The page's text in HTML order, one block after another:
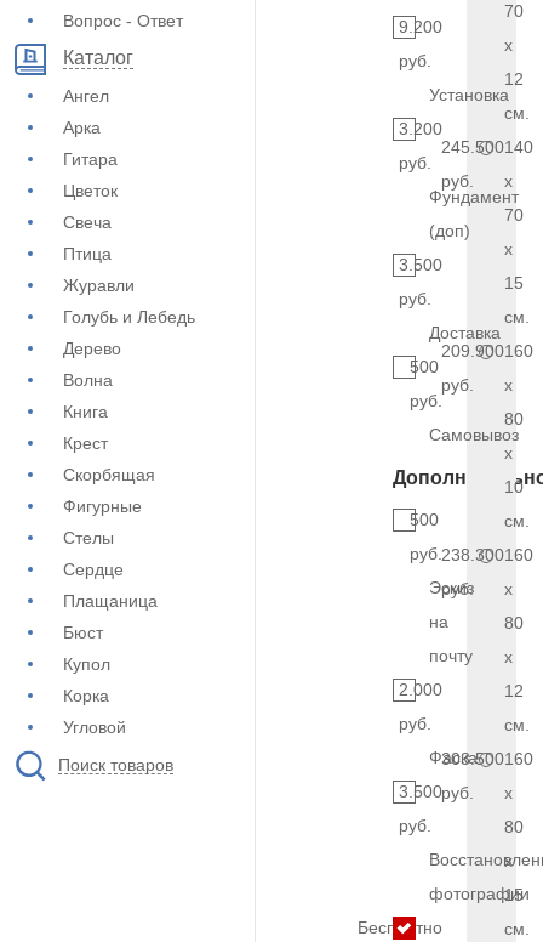
Вопрос - Ответ
Каталог
Ангел
Арка
Гитара
Цветок
Свеча
Птица
Журавли
Голубь и Лебедь
Дерево
Волна
Книга
Крест
Скорбящая
Фигурные
Стелы
Сердце
Плащаница
Бюст
Купол
Корка
Угловой
Поиск товаров
9.200
руб.
Установка
3.200
руб.
Фундамент
(доп)
3.500
руб.
Доставка
500
руб.
Самовывоз
500
руб.
Эскиз
на
почту
2.000
руб.
Фаска
3.500
руб.
фотографии
Бесплатно
70
x
12
см.
245.500
руб.
140
x
70
x
15
см.
209.900
руб.
160
x
80
x
10
см.
238.300
руб.
160
x
80
x
12
см.
303.500
руб.
160
x
80
x
15
см.